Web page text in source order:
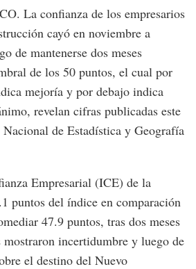
La confianza de los empresarios
cayó en noviembre a
de mantenerse dos meses
de los 50 puntos, el cual por
mejoría y por debajo indica
revelan cifras publicadas este
de Estadística y Geografía
Empresarial (ICE) de la
puntos del índice en comparación
47.9 puntos, tras dos meses
mostraron incertidumbre y luego de
el destino del Nuevo